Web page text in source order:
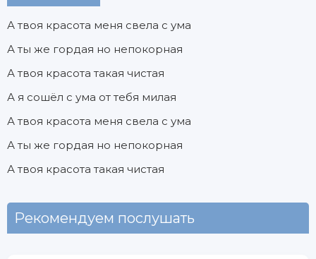
А твоя красота меня свела с ума
А ты же гордая но непокорная
А твоя красота такая чистая
А я сошёл с ума от тебя милая
А твоя красота меня свела с ума
А ты же гордая но непокорная
А твоя красота такая чистая
Рекомендуем послушать